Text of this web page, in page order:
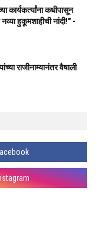
कार्यकर्त्यांना कधीपासून
हुकूमशाहीची नांदी!" -
राजीनाम्यानंतर वैषाली